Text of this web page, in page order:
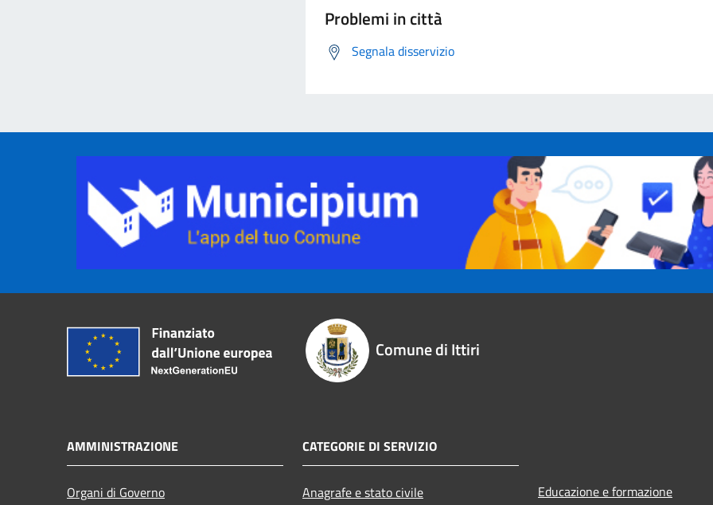
Problemi in città
Segnala disservizio
Comune di Ittiri
AMMINISTRAZIONE
Organi di Governo
CATEGORIE DI SERVIZIO
Anagrafe e stato civile Educazione e formazione